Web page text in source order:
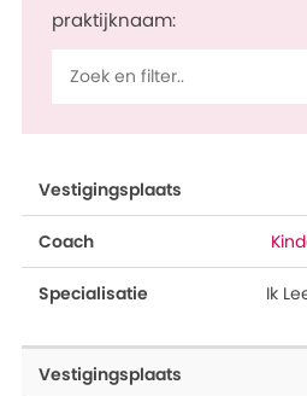
praktijknaam:
Vestigingsplaats
Ik